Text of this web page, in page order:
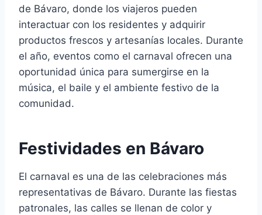
de Bávaro, donde los viajeros pueden
interactuar con los residentes y adquirir
productos frescos y artesanías locales. Durante
el año, eventos como el carnaval ofrecen una
oportunidad única para sumergirse en la
música, el baile y el ambiente festivo de la
comunidad.
Festividades en Bávaro
El carnaval es una de las celebraciones más
representativas de Bávaro. Durante las fiestas
patronales, las calles se llenan de color y